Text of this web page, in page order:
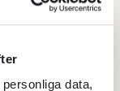
data,